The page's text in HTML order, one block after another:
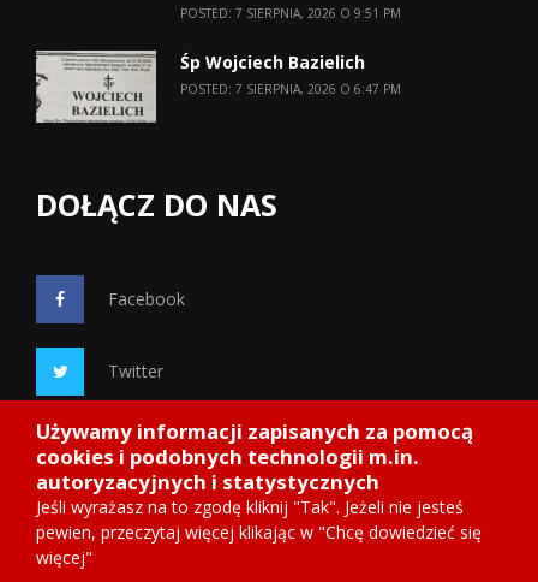
POSTED: 7 SIERPNIA, 2026 O 9:51 PM
Śp Wojciech Bazielich
POSTED: 7 SIERPNIA, 2026 O 6:47 PM
DOŁĄCZ DO NAS
Facebook
Twitter
Google+
Używamy informacji zapisanych za pomocą
cookies i podobnych technologii m.in.
autoryzacyjnych i statystycznych
Jeśli wyrażasz na to zgodę kliknij "Tak". Jeżeli nie jesteś
pewien, przeczytaj więcej klikając w "Chcę dowiedzieć się
więcej"